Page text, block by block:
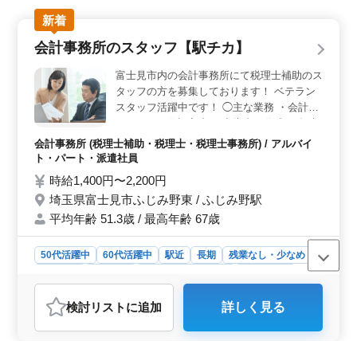
新着
会計事務所のスタッフ【駅チカ】
富士見市内の会計事務所にて税理士補助のス
タッフの方を募集しております！ ベテラン
スタッフ活躍中です！ ◯主な業務 ・会計ソ
調整 ・源泉所得税の納付書作成 ・法定調書
の作成 ・メール対応 など ＊ポイント＊ ・
年活躍中 ＼まずはお気軽にお問い合わせく
ださい／
会計事務所 (税理士補助・税理士・税理士事務所) / アルバイ
ト・パート・派遣社員
時給1,400円〜2,200円
埼玉県富士見市ふじみ野東 / ふじみ野駅
平均年齢 51.3歳 / 最高年齢 67歳
50代活躍中 60代活躍中 駅近 長期
残業なし・少なめ
おすすめポイント
＜アクセスの良さ＞ 最寄駅であるふじみ野駅から徒歩
圏内に位置し、駅チカで通勤が非常に便利です。通勤時
検討リスト に追加 詳しく見る